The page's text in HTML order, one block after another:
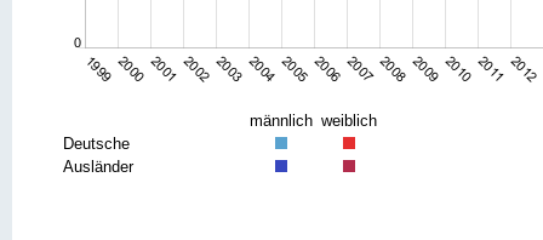
männlich weiblich
Deutsche
Ausländer